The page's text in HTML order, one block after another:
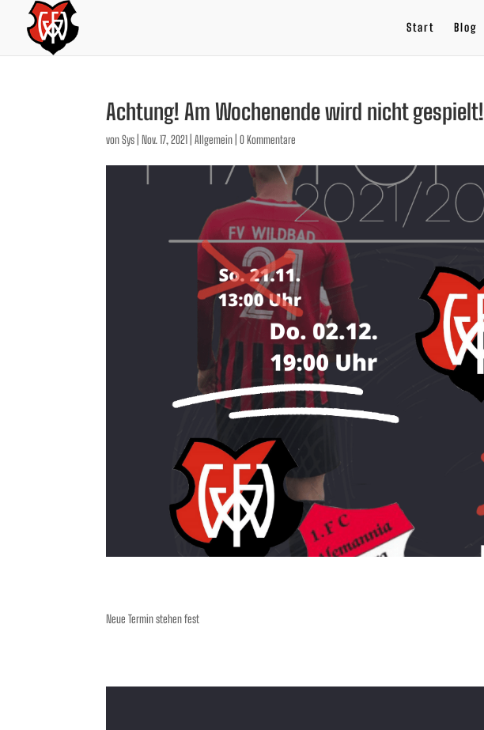
Start Blog
Achtung! Am Wochenende wird nicht gespielt!
vonSys Nov. 17, 2021 |Allgemein |0 Kommentare
Neue Termin stehen fest